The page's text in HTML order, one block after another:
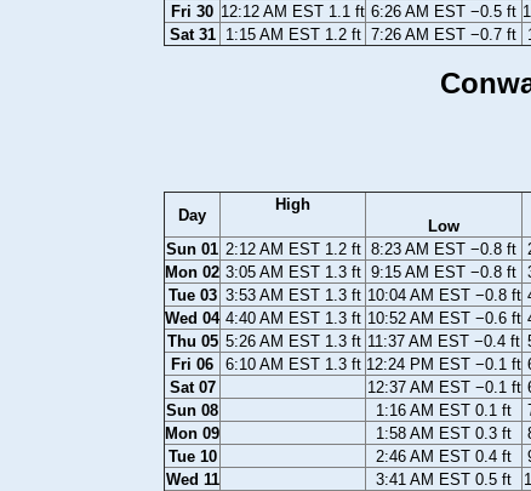
Fri 30 12:12 AM EST 1.1 ft 6:26 AM EST −0.5 ft
Sat 31
1:15 AM EST 1.2 ft 7:26 AM EST −0.7 ft
Day
High
Low
Sun 01 2:12 AM EST 1.2 ft 8:23 AM EST −0.8 ft
Mon 02 3:05 AM EST 1.3 ft 9:15 AM EST −0.8 ft
Tue 03 3:53 AM EST 1.3 ft 10:04 AM EST −0.8 ft
Wed 04 4:40 AM EST 1.3 ft 10:52 AM EST −0.6 ft
Thu 05 5:26 AM EST 1.3 ft 11:37 AM EST −0.4 ft
Fri 06
6:10 AM EST 1.3 ft 12:24 PM EST −0.1 ft
Sat 07
12:37 AM EST −0.1 ft
Sun 08
1:16 AM EST 0.1 ft
Mon 09
1:58 AM EST 0.3 ft
Tue 10
2:46 AM EST 0.4 ft
Wed 11
3:41 AM EST 0.5 ft